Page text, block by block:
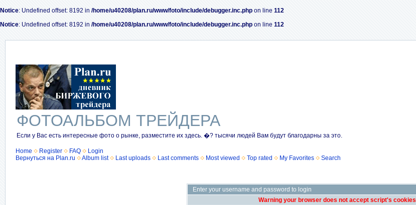
Notice: Undefined offset: 8192 in /home/u40208/plan.ru/www/foto/include/debugger.inc.php on line 112
Notice: Undefined offset: 8192 in /home/u40208/plan.ru/www/foto/include/debugger.inc.php on line 112
ФОТОАЛЬБОМ ТРЕЙДЕРА
Если у Вас есть интересные фото о рынке, разместите их здесь. �? тысячи людей Вам будут благодарны за это.
Home Register FAQ
Login
Вернуться на Plan.ru
Album list Last uploads Last comments Most viewed Top rated My Favorites Search
Enter your username and password to login
Warning your browser does not accept script's cookies